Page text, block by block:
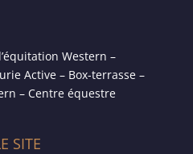
Western –
Active – Box-terrasse –
– Centre équestre
SITE